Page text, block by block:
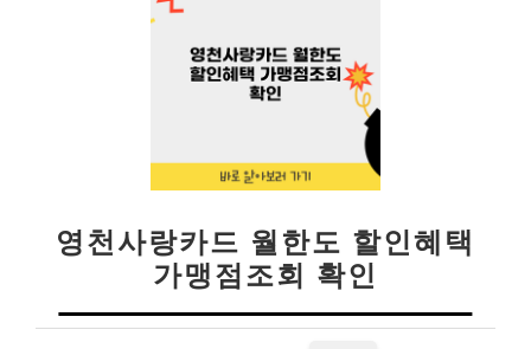
영천사랑카드 월한도 할인혜택
가맹점조회 확인